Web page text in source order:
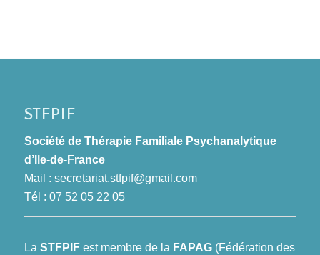
STFPIF
Société de Thérapie Familiale Psychanalytique
d’Ile-de-France
Mail : secretariat.stfpif@gmail.com
Tél : 07 52 05 22 05
La STFPIFest membre de la FAPAG(Fédération des